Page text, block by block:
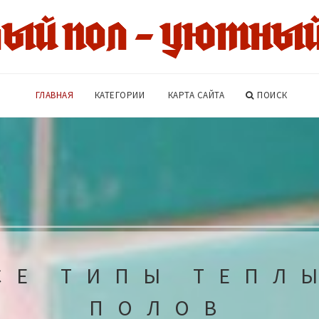
ГЛАВНАЯ КАТЕГОРИИ КАРТА САЙТА ПОИСК
ТИПЫ
ПОЛОВ